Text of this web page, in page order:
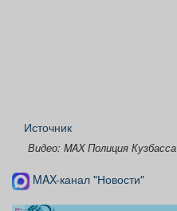
Источник
Видео: MAX Полиция Кузбасса
MAX-канал "Новости"